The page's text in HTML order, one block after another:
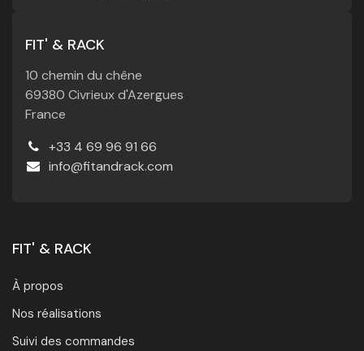
FIT' & RACK
10 chemin du chêne
69380 Civrieux d'Azergues
France
+33 4 69 96 91 66
info@fitandrack.com
FIT' & RACK
À propos
Nos réalisations
Suivi des commandes